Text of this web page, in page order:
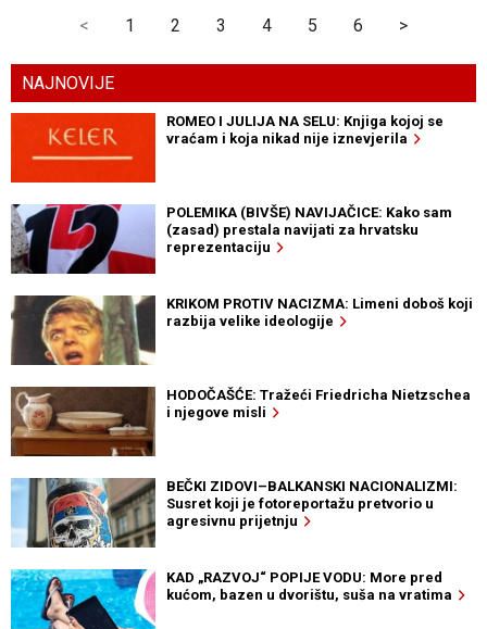
< 1 2 3 4 5 6 >
NAJNOVIJE
ROMEO I JULIJA NA SELU: Knjiga kojoj se
vraćam i koja nikad nije iznevjerila
POLEMIKA (BIVŠE) NAVIJAČICE: Kako sam
(zasad) prestala navijati za hrvatsku
reprezentaciju
KRIKOM PROTIV NACIZMA: Limeni doboš koji
razbija velike ideologije
HODOČAŠĆE: Tražeći Friedricha Nietzschea
i njegove misli
BEČKI ZIDOVI–BALKANSKI NACIONALIZMI:
Susret koji je fotoreportažu pretvorio u
agresivnu prijetnju
KAD „RAZVOJ“ POPIJE VODU: More pred
kućom, bazen u dvorištu, suša na vratima